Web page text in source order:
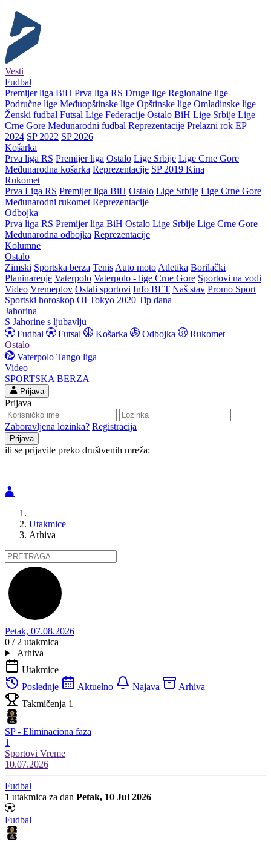
Vesti
Fudbal
Premijer liga BiH Prva liga RS Druge lige Regionalne lige
Područne lige Međuopštinske lige Opštinske lige Omladinske lige
Ženski fudbal Futsal Lige Federacije Ostalo BiH Lige Srbije Lige
Crne Gore Međunarodni fudbal Reprezentacije Prelazni rok EP
2024 SP 2022 SP 2026
Košarka
Prva liga RS Premijer liga Ostalo Lige Srbije Lige Crne Gore
Međunarodna košarka Reprezentacije SP 2019 Kina
Rukomet
Prva Liga RS Premijer liga BiH Ostalo Lige Srbije Lige Crne Gore
Međunarodni rukomet Reprezentacije
Odbojka
Prva liga RS Premijer liga BiH Ostalo Lige Srbije Lige Crne Gore
Međunarodna odbojka Reprezentacije
Kolumne
Ostalo
Zimski Sportska berza Tenis Auto moto Atletika Borilački
Planinarenje Vaterpolo Vaterpolo - lige Crne Gore Sportovi na vodi
Video Vremeplov Ostali sportovi Info BET Naš stav Promo Sport
Sportski horoskop OI Tokyo 2020 Tip dana
Jahorina
S Jahorine s ljubavlju
Fudbal
Futsal Košarka Odbojka
Rukomet
Ostalo
Vaterpolo Tango liga
Video
SPORTSKA BERZA
Prijava
Prijava
Zaboravljena lozinka? Registracija
ili se prijavite preko društvenih mreža:
Utakmice
Arhiva
Petak, 07.08.2026
0 / 2 utakmica
Arhiva
Utakmice
Poslednje
Aktuelno Najava
Arhiva
Takmičenja 1
SP - Eliminaciona faza
1
Sportovi Vreme
10.07.2026
Fudbal
1 utakmica za dan Petak, 10 Jul 2026
Fudbal